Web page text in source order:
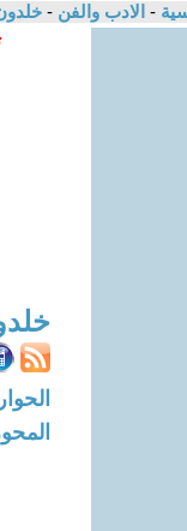
- الادب والفن -
الحوار